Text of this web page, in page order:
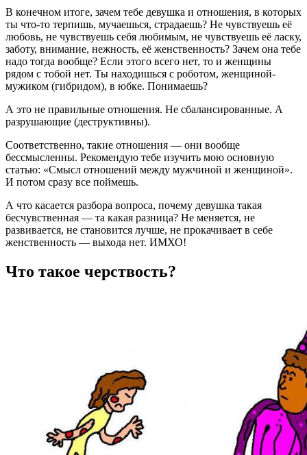
В конечном итоге, зачем тебе девушка и отношения, в которых
ты что-то терпишь, мучаешься, страдаешь? Не чувствуешь её
любовь, не чувствуешь себя любимым, не чувствуешь её ласку,
заботу, внимание, нежность, её женственность? Зачем она тебе
надо тогда вообще? Если этого всего нет, то и женщины
рядом с тобой нет. Ты находишься с роботом, женщиной-
мужиком (гибридом), в юбке. Понимаешь?
А это не правильные отношения. Не сбалансированные. А
разрушающие (деструктивны).
Соответственно, такие отношения — они вообще
бессмысленны. Рекомендую тебе изучить мою основную
статью: «Смысл отношений между мужчиной и женщиной».
И потом сразу все поймешь.
А что касается разбора вопроса, почему девушка такая
бесчувственная — та какая разница? Не меняется, не
развивается, не становится лучше, не прокачивает в себе
женственность — выхода нет. ИМХО!
Что такое черствость?